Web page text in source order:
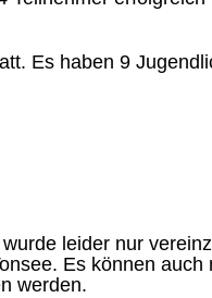
Es haben 9
leider nur
Es können auch
werden.